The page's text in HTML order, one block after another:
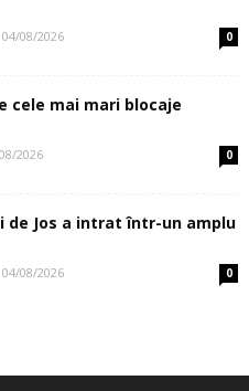
04/08/2026 0
cele mai mari blocaje
2026 0
de Jos a intrat într-un amplu
04/08/2026 0